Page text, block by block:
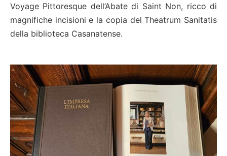
Voyage Pittoresque dell’Abate di Saint Non, ricco di
magnifiche incisioni e la copia del Theatrum Sanitatis
della biblioteca Casanatense.